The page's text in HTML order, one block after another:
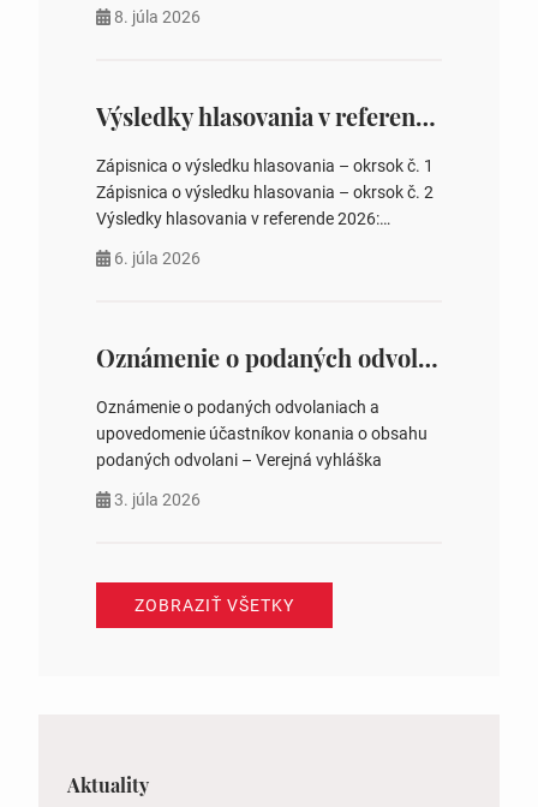
rokovania 2. Schválenie návrhovej komisie a
zastupiteľstiev, počtu poslancov obecných
zastupiteľstiev v nich 4. Schválenie odpredaja
obecného pozemku –…
8. júla 2026
Výsledky hlasovania v referende 2026
Zápisnica o výsledku hlasovania – okrsok č. 1
Zápisnica o výsledku hlasovania – okrsok č. 2
Výsledky hlasovania v referende 2026:
na hlasovaní https://www.volbysr.sk/…
6. júla 2026
Oznámenie o podaných odvolaniach a upovedomenie účastníkov konania o obsahu podaných odvolani – Verejná vyhláška
Oznámenie o podaných odvolaniach a
upovedomenie účastníkov konania o obsahu
podaných odvolani – Verejná vyhláška
3. júla 2026
ZOBRAZIŤ VŠETKY
Aktuality